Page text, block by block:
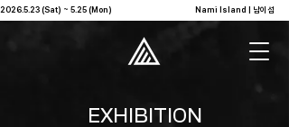
2026.5.23 (Sat) ~ 5.25 (Mon)                                              Nami Island | 남이
EXHIBITION